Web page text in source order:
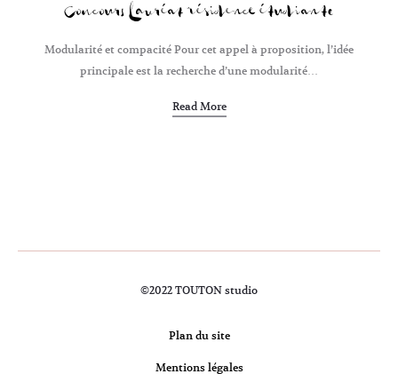
Concours Lauréat résidence étudiante
Modularité et compacité Pour cet appel à proposition, l’idée
principale est la recherche d’une modularité…
Read More
©2022 TOUTON studio
Plan du site
Mentions légales